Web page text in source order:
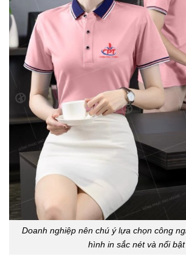
Doanh nghiệp nên chú ý lựa chọn công
hình in sắc nét và nổi bật